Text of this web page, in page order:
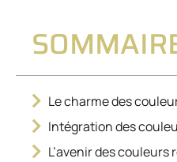
Le charme des
Intégration des
L’avenir des